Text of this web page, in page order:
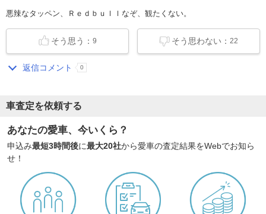
悪辣なタッペン、Ｒｅｄｂｕｌｌなぞ、観たくない。
そう思わない： 22
そう思う： 9
返信コメント 0
車査定を依頼する
あなたの愛車、今いくら？
申込み最短3時間後に最大20社から愛車の査定結果をWebでお知ら
せ！